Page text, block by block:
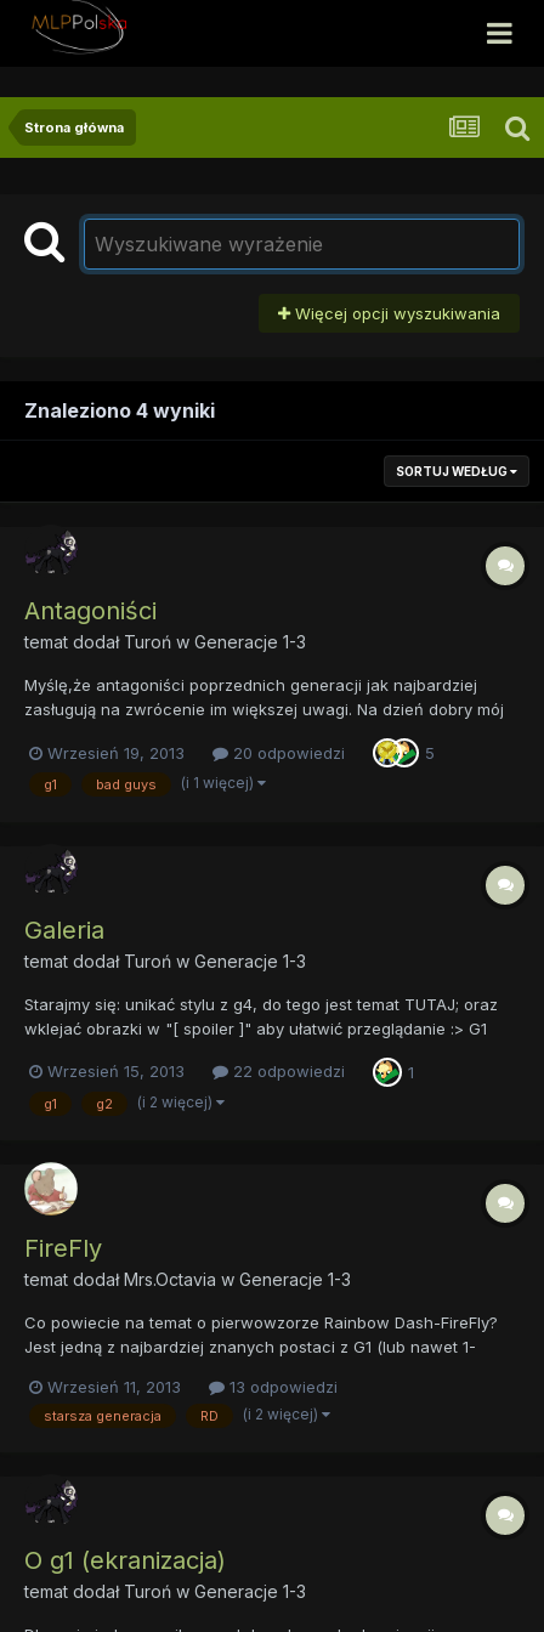
Strona główna
Więcej opcji wyszukiwania
Znaleziono 4 wyniki
SORTUJ WEDŁUG
Antagoniści
temat dodał Turoń w Generacje 1-3
Myślę,że antagoniści poprzednich generacji jak najbardziej
zasługują na zwrócenie im większej uwagi. Na dzień dobry mój
Return of Tambelon" Sama w sobie postać bardzo ciekawa, a i
wygląd ma niczego sobie, te rogi, paszcza, bródka i t...
Wrzesień 19, 2013 20 odpowiedzi 5
g1 bad guys (i 1 więcej)
Galeria
temat dodał Turoń w Generacje 1-3
Starajmy się: unikać stylu z g4, do tego jest temat TUTAJ; oraz
wklejać obrazki w "[ spoiler ]" aby ułatwić przeglądanie :> G1
Wrzesień 15, 2013
22 odpowiedzi 1
g1 g2 (i 2 więcej)
FireFly
temat dodałMrs.Octavia w Generacje 1-3
Co powiecie na temat o pierwowzorze Rainbow Dash-FireFly?
Jest jedną z najbardziej znanych postaci z G1 (lub nawet 1-
skreślić) pod tytułem " My Little Pony - Rescue at Midnight Castle
(Firefly's Adventure)" Dużo razy również pojawia s...
Wrzesień 11, 2013 13 odpowiedzi
starsza generacja RD (i 2 więcej)
O g1 (ekranizacja)
temat dodał Turoń w Generacje 1-3